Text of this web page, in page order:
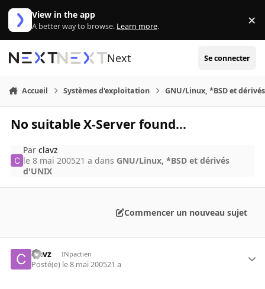
Aller au contenu
View in the app
A better way to browse. Learn more. ×
Next Se connecter
Accueil Systèmes d'exploitation GNU/Linux, *BSD et
No suitable X-Server found...
Parclavz
le 8 mai 200521 a dans GNU/Linux, *BSD et dérivés
d'UNIX
Commencer un nouveau sujet
clavz INpactien
Posté(e) le 8 mai 200521 a